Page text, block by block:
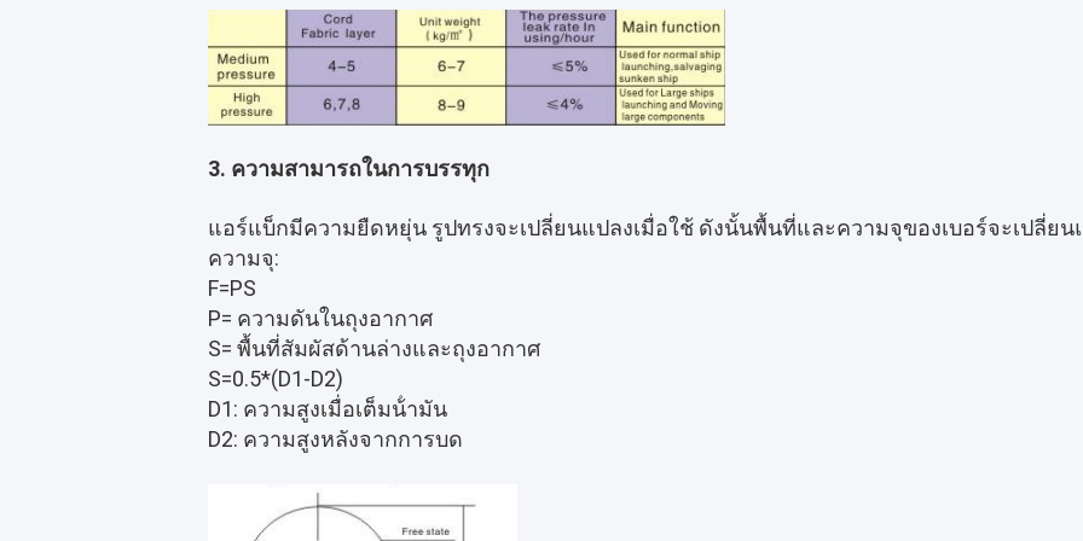
3. ความสามารถในการบรรทุก
แอร์แบ็กมีความยืดหยุ่น รูปทรงจะเปลี่ยนแปลงเมื่อใช้ ดังนั้นพื้นที่และความจุของเบอร์จะเปลี่ยน
ความจุ:
F=PS
P= ความดันในถุงอากาศ
S= พื้นที่สัมผัสด้านล่างและถุงอากาศ
S=0.5*(D1-D2)
D1: ความสูงเมื่อเต็มน้ํามัน
D2: ความสูงหลังจากการบด